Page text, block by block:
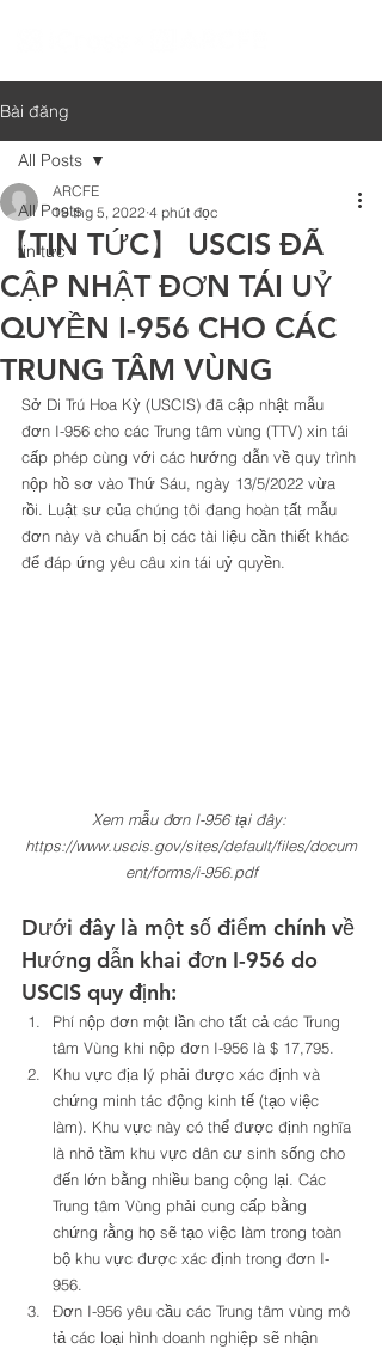
Bài đăng
All Posts
tin tức
All Posts
【TIN TỨC】 USCIS ĐÃ
CẬP NHẬT ĐƠN TÁI UỶ
QUYỀN I-956 CHO CÁC
TRUNG TÂM VÙNG
ARCFE
19 thg 5, 2022 4 phút đọc
Sở Di Trú Hoa Kỳ (USCIS) đã cập nhật mẫu
đơn I-956 cho các Trung tâm vùng (TTV) xin tái
cấp phép cùng với các hướng dẫn về quy trình
nộp hồ sơ vào Thứ Sáu, ngày 13/5/2022 vừa
rồi. Luật sư của chúng tôi đang hoàn tất mẫu
đơn này và chuẩn bị các tài liệu cần thiết khác
để đáp ứng yêu câu xin tái uỷ quyền.
Xem mẫu đơn I-956 tại đây:
https://www.uscis.gov/sites/default/files/docum
ent/forms/i-956.pdf
Dưới đây là một số điểm chính về
Hướng dẫn khai đơn I-956 do
USCIS quy định:
Phí nộp đơn một lần cho tất cả các Trung
tâm Vùng khi nộp đơn I-956 là $ 17,795.
Khu vực địa lý phải được xác định và
chứng minh tác động kinh tế (tạo việc
làm). Khu vực này có thể được định nghĩa
là nhỏ tầm khu vực dân cư sinh sống cho
đến lớn bằng nhiều bang cộng lại. Các
Trung tâm Vùng phải cung cấp bằng
chứng rằng họ sẽ tạo việc làm trong toàn
bộ khu vực được xác định trong đơn I-
956.
Đơn I-956 yêu cầu các Trung tâm vùng mô
tả các loại hình doanh nghiệp sẽ nhận